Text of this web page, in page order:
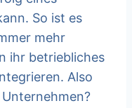
So ist es
mehr
ihr betriebliches
Also